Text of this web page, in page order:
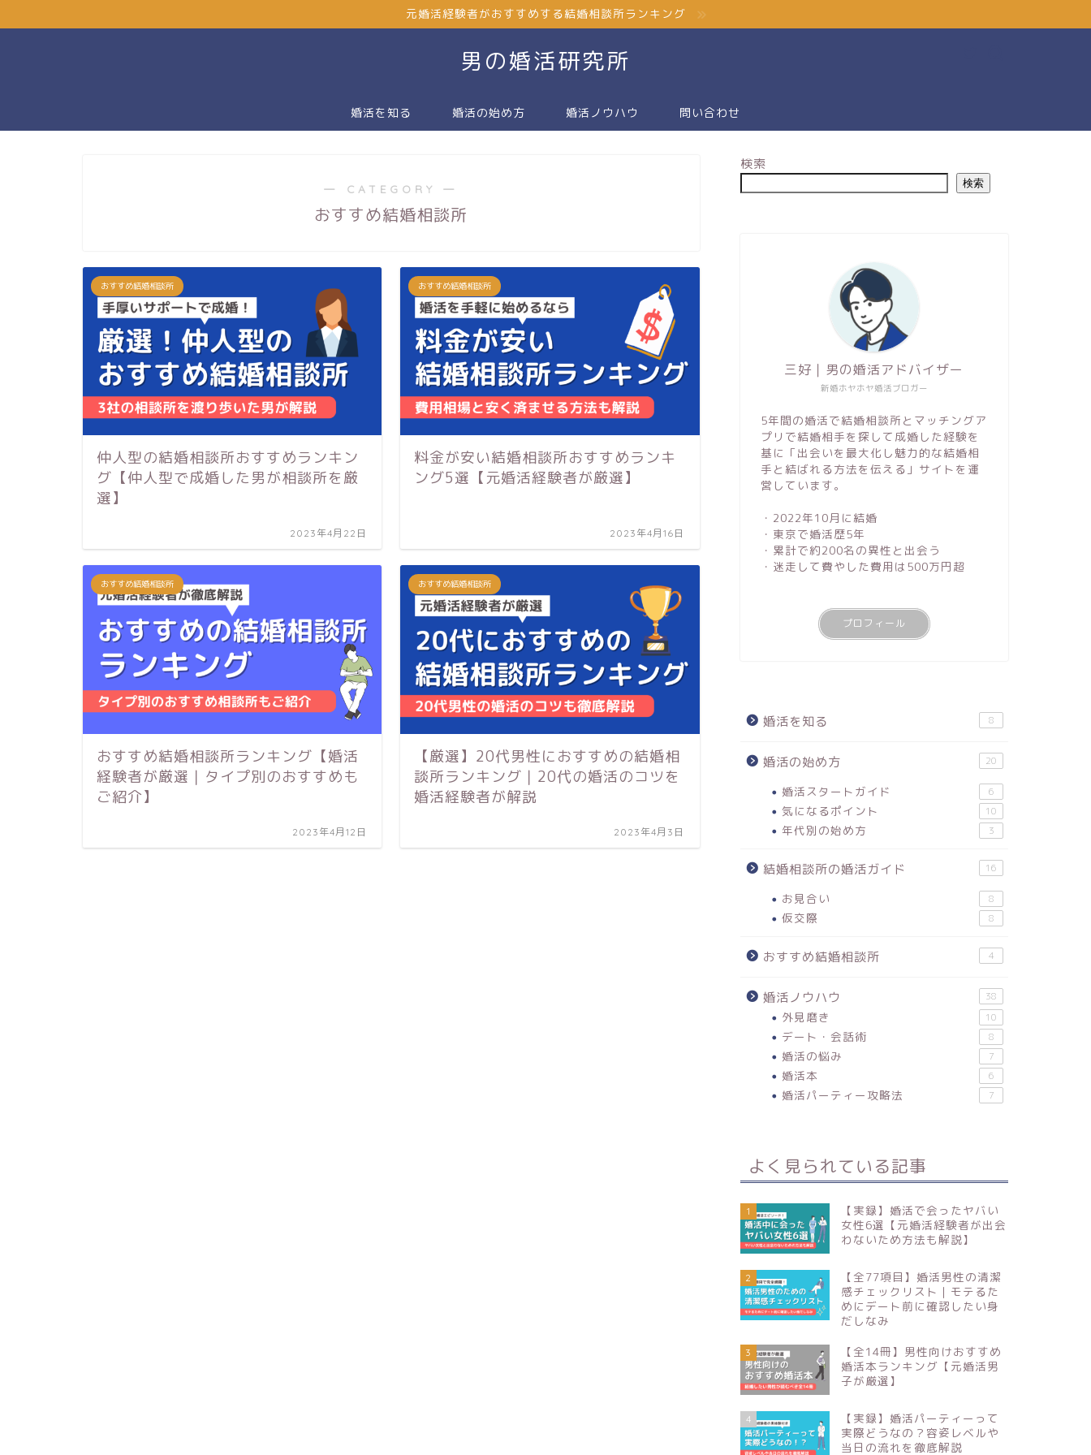
元婚活経験者がおすすめする結婚相談所ランキング
男の婚活研究所
婚活を知る 婚活の始め方 婚活ノウハウ 問い合わせ
― CATEGORY ―
おすすめ結婚相談所
おすすめ結婚相談所
仲人型の結婚相談所おすすめランキン
グ【仲人型で成婚した男が相談所を厳
選】
2023年4月22日
おすすめ結婚相談所
料金が安い結婚相談所おすすめランキ
ング5選【元婚活経験者が厳選】
2023年4月16日
おすすめ結婚相談所
おすすめ結婚相談所ランキング【婚活
経験者が厳選｜タイプ別のおすすめも
ご紹介】
2023年4月12日
おすすめ結婚相談所
【厳選】20代男性におすすめの結婚相
談所ランキング｜20代の婚活のコツを
婚活経験者が解説
2023年4月3日
検索
検索
新婚ホヤホヤ婚活ブロガー
三好｜男の婚活アドバイザー
5年間の婚活で結婚相談所とマッチングア
プリで結婚相手を探して成婚した経験を
基に「出会いを最大化し魅力的な結婚相
手と結ばれる方法を伝える」サイトを運
営しています。
・2022年10月に結婚
・東京で婚活歴5年
・累計で約200名の異性と出会う
・迷走して費やした費用は500万円超
プロフィール
婚活を知る 8
婚活の始め方 20
婚活スタートガイド 6
気になるポイント 10
年代別の始め方 3
結婚相談所の婚活ガイド 16
お見合い 8
仮交際 8
おすすめ結婚相談所 4
婚活ノウハウ 38
外見磨き 10
デート・会話術 8
婚活の悩み 7
婚活本 6
婚活パーティー攻略法 7
よく見られている記事
1
【実録】婚活で会ったヤバい
女性6選【元婚活経験者が出会
わないため方法も解説】
2
【全77項目】婚活男性の清潔
感チェックリスト｜モテるた
めにデート前に確認したい身
だしなみ
3
【全14冊】男性向けおすすめ
婚活本ランキング【元婚活男
子が厳選】
4
【実録】婚活パーティーって
実際どうなの？容姿レベルや
当日の流れを徹底解説